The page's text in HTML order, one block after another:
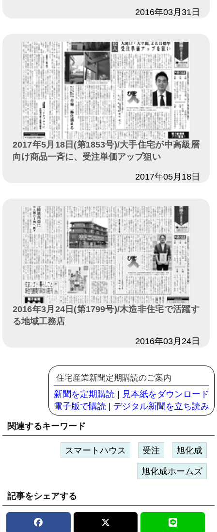
2016年03月31日
2017年5月18日(第1853号)/大手住宅が中高級層
向け商品一斉に、受注単価アップ狙い
2017年05月18日
2016年3月24日(第1799号)/木造非住宅で活躍す
る地域工務店
2016年03月24日
住宅産業新聞定期購読のご案内
新聞を定期購読
見本紙をダウンロード
電子版で購読
デジタル新聞を立ち読み
関連するキーワード
スマートハウス 受注 旭化成
旭化成ホームズ
記事をシェアする